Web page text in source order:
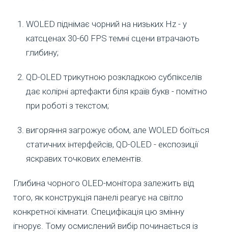
WOLED піднімає чорний на низьких Hz - у
катсценах 30-60 FPS темні сцени втрачають
глибину;
QD-OLED трикутною розкладкою субпікселів
дає колірні артефакти біля країв букв - помітно
при роботі з текстом;
вигоряння загрожує обом, але WOLED боїться
статичних інтерфейсів, QD-OLED - експозиції
яскравих точкових елементів.
Глибина чорного OLED-монітора залежить від
того, як конструкція панелі реагує на світло
конкретної кімнати. Специфікація цю змінну
ігнорує. Тому осмислений вибір починається із